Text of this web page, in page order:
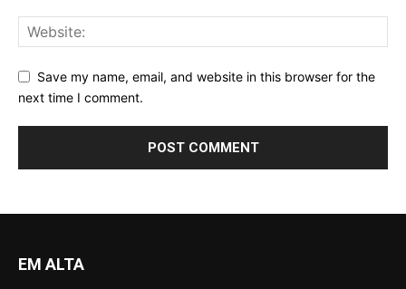
Save my name, email, and website in this browser for the
next time I comment.
EM ALTA